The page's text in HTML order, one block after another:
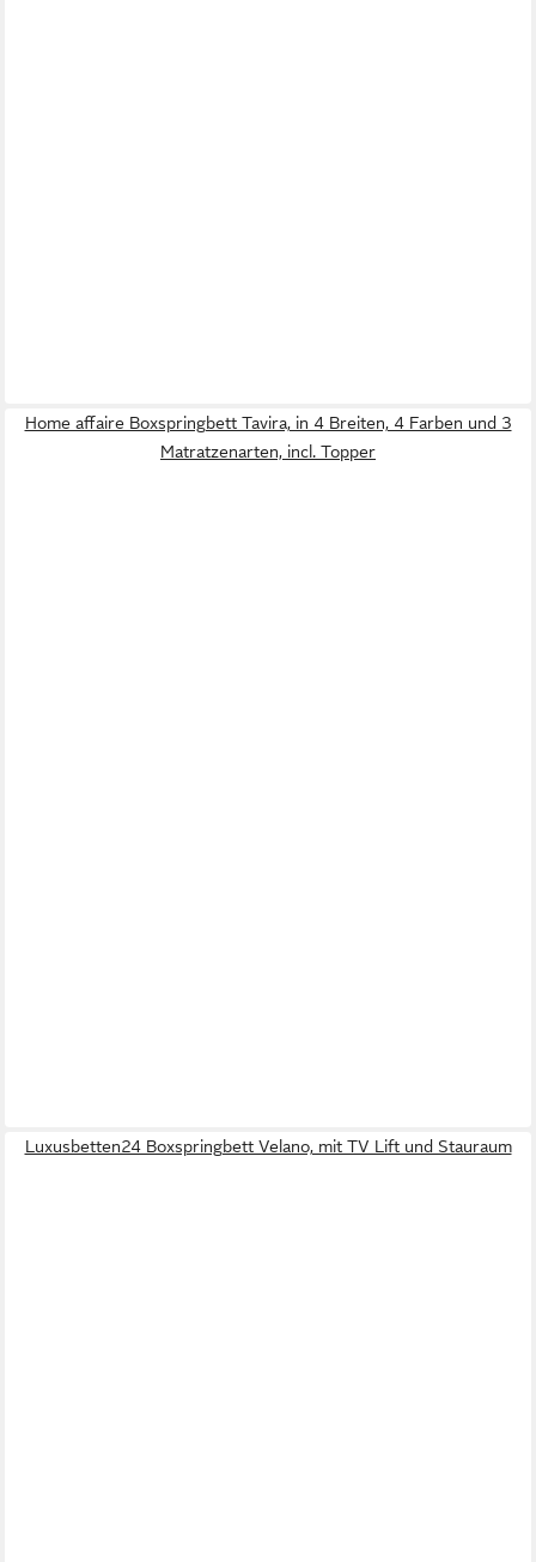
Home affaire Boxspringbett Tavira, in 4 Breiten, 4 Farben und 3
Matratzenarten, incl. Topper
Luxusbetten24 Boxspringbett Velano, mit TV Lift und Stauraum